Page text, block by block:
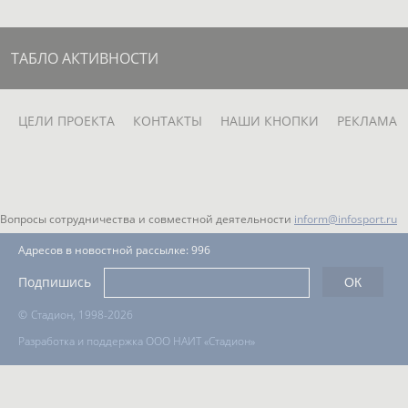
ТАБЛО АКТИВНОСТИ
ЦЕЛИ ПРОЕКТА КОНТАКТЫ НАШИ КНОПКИ РЕКЛАМА
Вопросы сотрудничества и совместной деятельности inform@infosport.ru
© Стадион, 1998-2026
Разработка и поддержка ООО НАИТ «Стадион»
Адресов в новостной рассылке: 996
Подпишись